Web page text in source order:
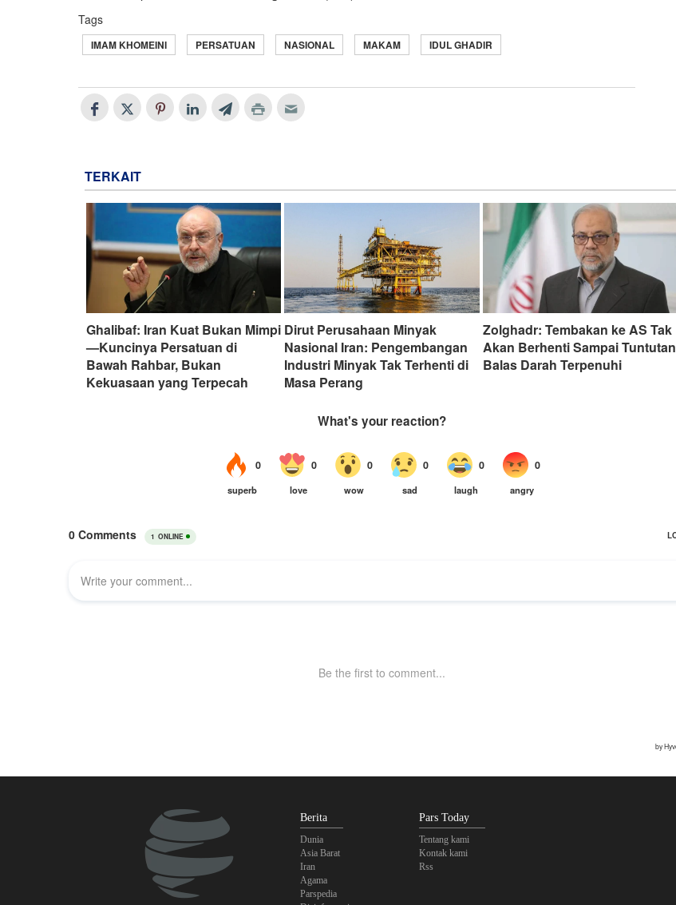
Tags
IMAM KHOMEINI PERSATUAN NASIONAL MAKAM IDUL GHADIR
TERKAIT
Ghalibaf: Iran Kuat Bukan Mimpi
—Kuncinya Persatuan di
Bawah Rahbar, Bukan
Kekuasaan yang Terpecah
Dirut Perusahaan Minyak
Nasional Iran: Pengembangan
Industri Minyak Tak Terhenti di
Masa Perang
Zolghadr: Tembakan ke AS Tak
Akan Berhenti Sampai Tuntutan
Balas Darah Terpenuhi
Berita
Dunia
Asia Barat
Iran
Agama
Parspedia
Pars Today
Tentang kami
Kontak kami
Rss